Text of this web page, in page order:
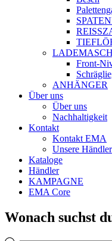
Front-
ANHÄNGER
Über uns
Über uns
Nachhaltigkeit
Kontakt
Kontakt EMA
Unsere Händler
Kataloge
Händler
KAMPAGNE
EMA Core
Wonach suchst